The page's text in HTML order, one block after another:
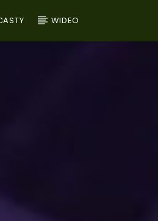
WIDEO